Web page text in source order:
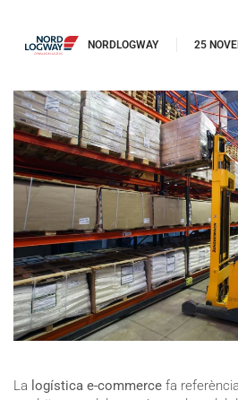
NORDLOGWAY 25
La logística e-commerce fa